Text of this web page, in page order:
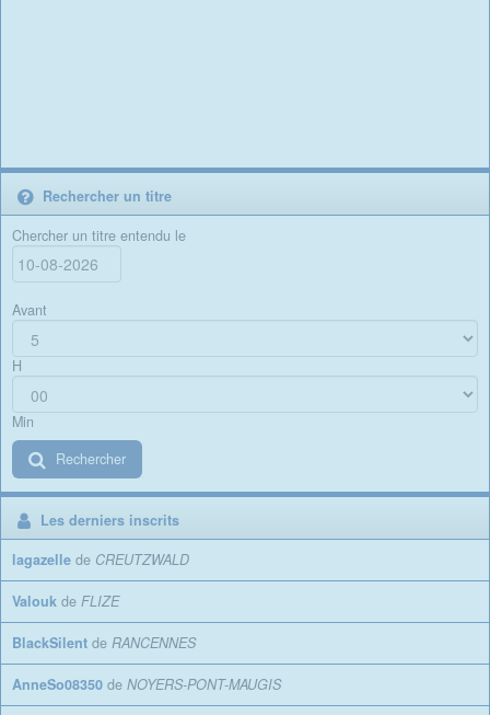
Rechercher un titre
Chercher un titre entendu le
Avant
H
Min
Rechercher
Les derniers inscrits
lagazelle de CREUTZWALD
Valouk de FLIZE
BlackSilent de RANCENNES
AnneSo08350 de NOYERS-PONT-MAUGIS